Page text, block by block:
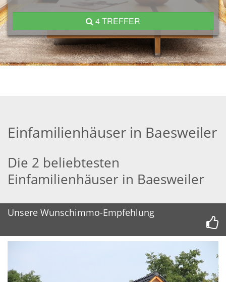
4 TREFFER
Einfamilienhäuser in Baesweiler
Die 2 beliebtesten
Einfamilienhäuser in Baesweiler
Unsere Wunschimmo-Empfehlung